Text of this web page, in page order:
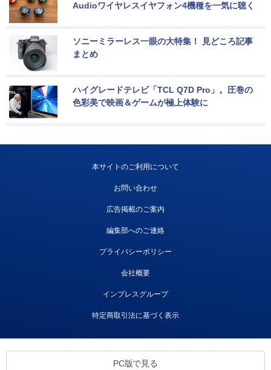
Audioワイヤレスイヤフォン4機種を一気に聴く
ソニーミラーレス一眼の大特集！ 見どころ記事
まとめ
ハイグレードテレビ「TCL Q7D Pro」。圧巻の
色彩美で映画＆ゲームが極上体験に
本サイトのご利用について
お問い合わせ
広告掲載のご案内
編集部へのご連絡
プライバシーポリシー
会社概要
インプレスグループ
特定商取引法に基づく表示
PC版で見る